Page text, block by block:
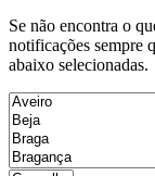
Se não encontra o
notificações sempre
abaixo selecionadas.